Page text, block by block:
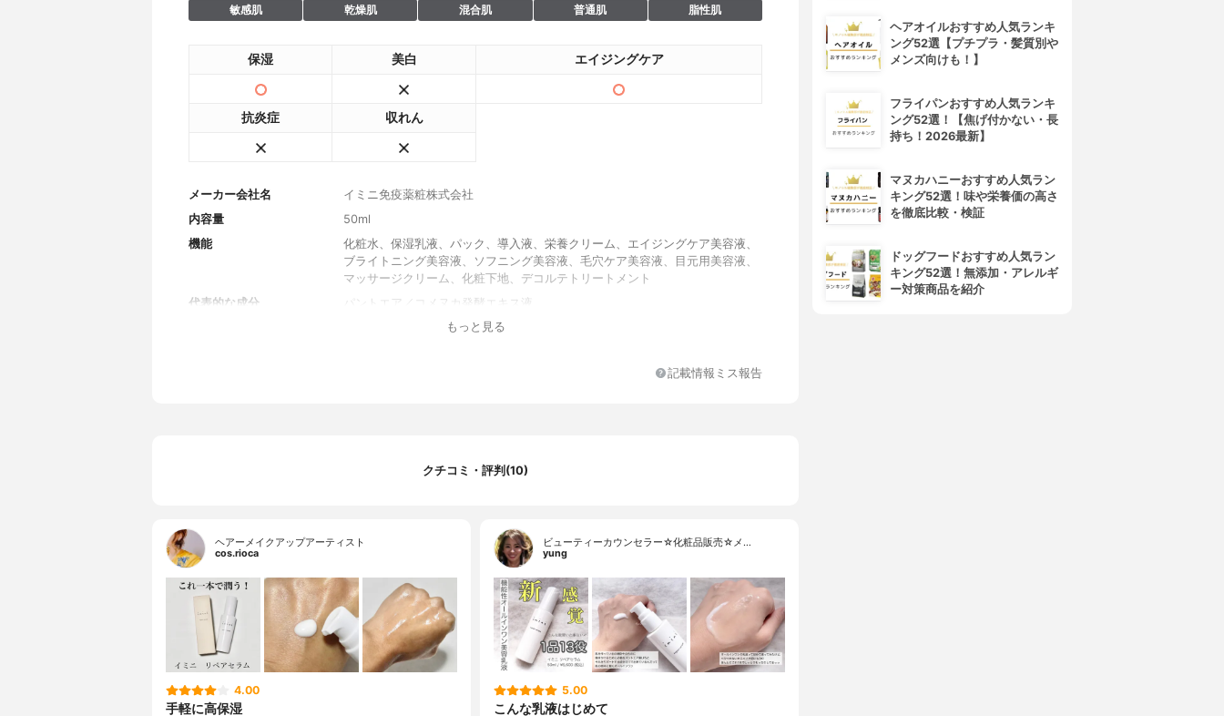
敏感肌 乾燥肌 混合肌 普通肌 脂性肌
保湿 美白 エイジングケア
抗炎症 収れん
メーカー会社名
イミニ免疫薬粧株式会社
内容量
50ml
機能
化粧水、保湿乳液、パック、導入液、栄養クリーム、エイジングケア美容液、
ブライトニング美容液、ソフニング美容液、毛穴ケア美容液、目元用美容液、
マッサージクリーム、化粧下地、デコルテトリートメント
代表的な成分
パントエア／コメヌカ発酵エキス液
水、BG、スクワラン、グリセリン、トリエチルヘキサノイン、ペンチレングリ
ジウムプルランス培養液、水添レシチン、ダイズステロール、アルカリゲネス
もっと見る
記載情報ミス報告
クチコミ・評判(10)
ヘアーメイクアップアーティスト
cos.rioca
4.00
手軽に高保湿
ビューティーカウンセラー☆化粧品販売☆メ…
yung
5.00
こんな乳液はじめて
ヘアオイルおすすめ人気ランキ
ング52選【プチプラ・髪質別や
メンズ向けも！】
フライパンおすすめ人気ランキ
ング52選！【焦げ付かない・長
持ち！2026最新】
マヌカハニーおすすめ人気ラン
キング52選！味や栄養価の高さ
を徹底比較・検証
ドッグフードおすすめ人気ラン
キング52選！無添加・アレルギ
ー対策商品を紹介